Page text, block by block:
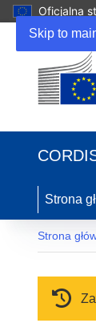
Skip to
Oficjalna
Strona
Strona